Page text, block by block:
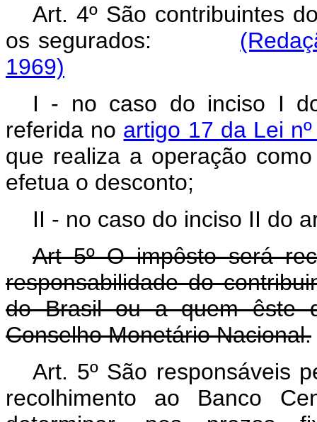
Art. 4º São contribuintes
os segurados:
1969)
I - no caso do inciso I
referida no artigo 17 da Lei
que realiza a operação
efetua o desconto;
II - no caso do inciso II do
Art 5º O impôsto será
responsabilidade do
do Brasil ou a quem êste
Conselho Monetário Nacional.
Art. 5º São responsáveis
recolhimento ao Banco